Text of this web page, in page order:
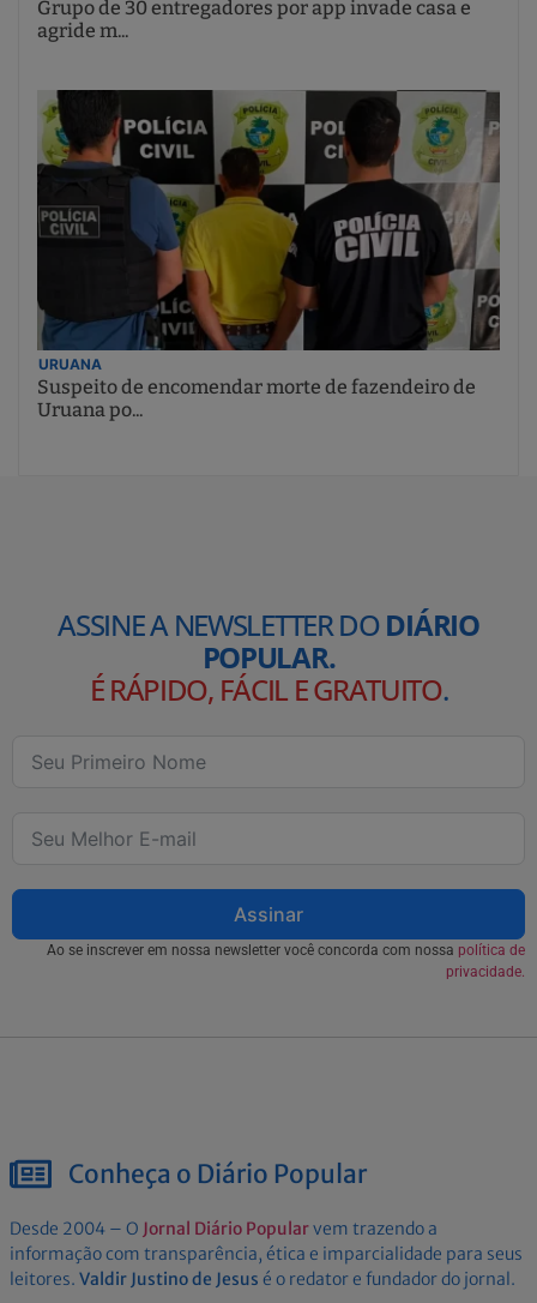
Grupo de 30 entregadores por app invade casa e
agride m...
URUANA
Suspeito de encomendar morte de fazendeiro de
Uruana po...
ASSINE A NEWSLETTER DODIÁRIO
POPULAR.
É RÁPIDO, FÁCIL E GRATUITO.
Assinar
Ao se inscrever em nossa newsletter você concorda com nossa política de
privacidade.
Conheça o Diário Popular
Desde 2004 – O Jornal Diário Popularvem trazendo a
informação com transparência, ética e imparcialidade para seus
leitores. Valdir Justino de Jesus é o redator e fundador do jornal.